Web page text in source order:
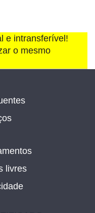
e intransferível!
o mesmo
livres